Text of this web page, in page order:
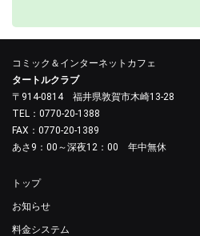
コミック＆インターネットカフェ
タートルクラブ
〒914-0814 福井県敦賀市木崎13-28
TEL：0770-20-1388
FAX：0770-20-1389
あさ9：00～深夜12：00 年中無休
トップ
お知らせ
料金システム